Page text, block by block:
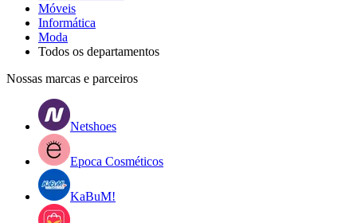
Móveis
Informática
Moda
Todos os departamentos
Nossas marcas e parceiros
Netshoes
Epoca Cosméticos
KaBuM!